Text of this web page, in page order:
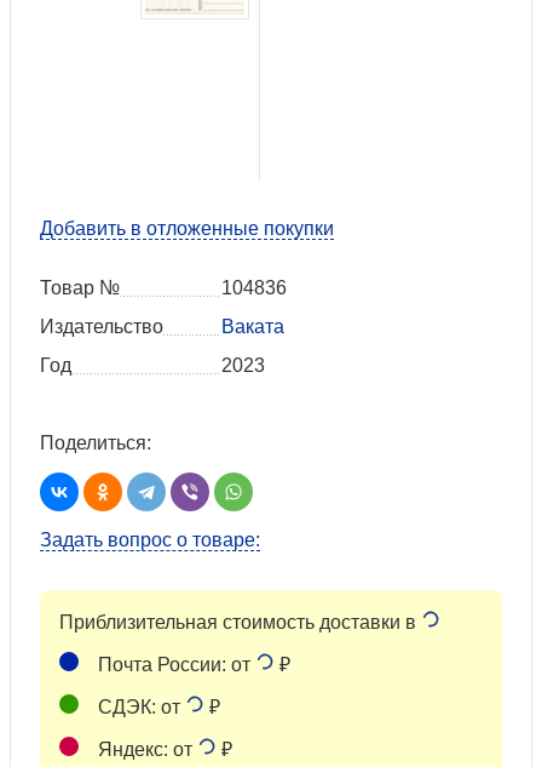
Добавить в отложенные покупки
Товар №
104836
Издательство
Ваката
Год
2023
Поделиться:
Задать вопрос о товаре:
Приблизительная стоимость доставки в
Почта России: от ₽
СДЭК: от ₽
Яндекс: от
₽